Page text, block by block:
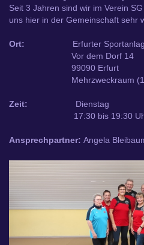
Seit 3 Jahren sind wir im Verein
uns hier in der Gemeinschaft sehr
Ort:
Erfurter
Vor dem Dorf 14
99090 Erfurt
Mehrzweckraum
Zeit: Dienstag
17:30 bis 19:30
Ansprechpartner: Angela